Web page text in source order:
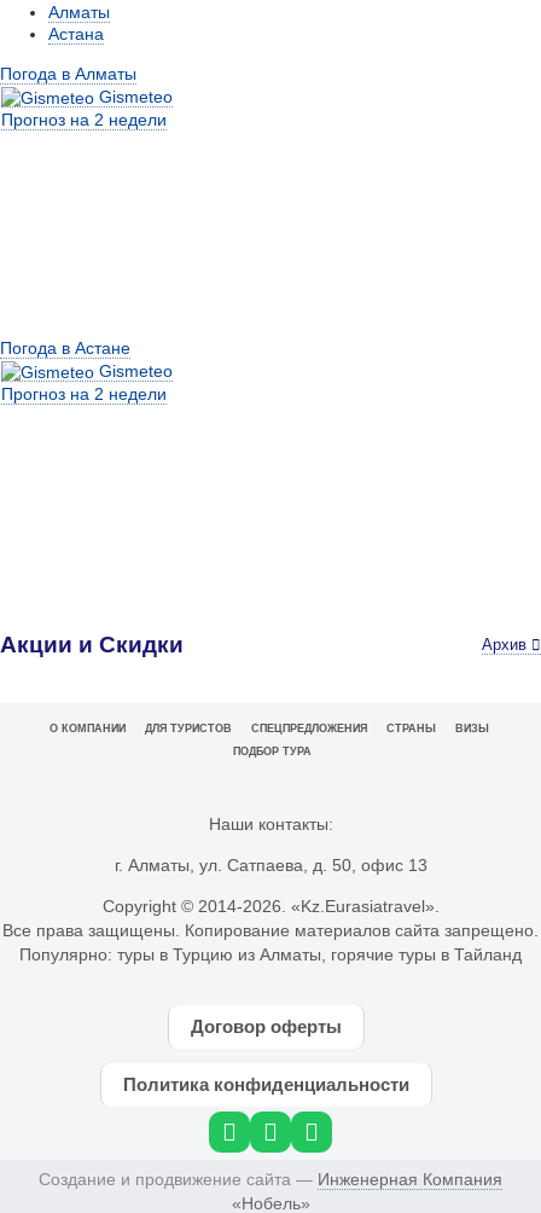
Алматы
Астана
Погода в Алматы
Gismeteo
Прогноз на 2 недели
Погода в Астане
Gismeteo
Прогноз на 2 недели
Акции и Скидки Архив
О КОМПАНИИ ДЛЯ ТУРИСТОВ СПЕЦПРЕДЛОЖЕНИЯ СТРАНЫ
ВИЗЫ
ПОДБОР ТУРА
Наши контакты:
г. Алматы, ул. Сатпаева, д. 50, офис 13
Copyright © 2014-2026. «Kz.Eurasiatravel».
Все права защищены. Копирование материалов сайта запрещено.
Популярно: туры в Турцию из Алматы горячие туры в Тайланд
Договор оферты
Политика конфиденциальности
Создание и продвижение сайта — Инженерная Компания
«Нобель»